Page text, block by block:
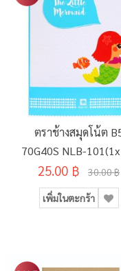
ตราช้างสมุดโน้ต
70G40S NLB-
25.00 ฿ 30.00 ฿
เพิ่มในตะกร้า